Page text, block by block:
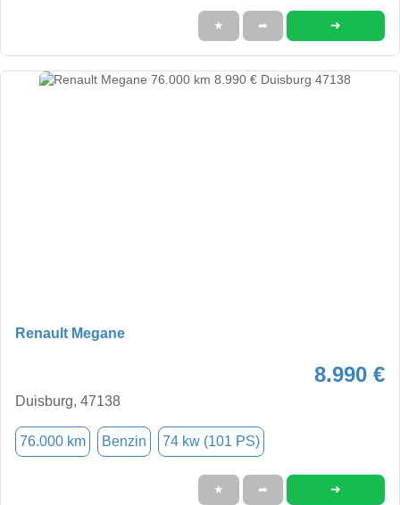
★ ➦ ➜
Renault Megane
8.990 €
Duisburg, 47138
76.000 km Benzin 74 kw (101 PS)
★ ➦ ➜